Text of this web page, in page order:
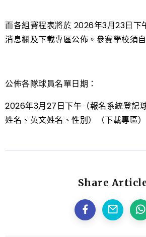
而各組賽程表將於 2026年3月23日下
消息欄及下載專區公佈。參賽學校須
公佈各隊球員名單日期：
2026年3月27日下午（報名系統登記
姓名、英文姓名、性別）（下載專區）
Share